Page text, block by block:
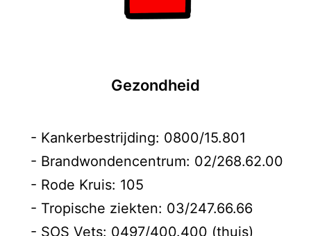
Gezondheid
- Kankerbestrijding: 0800/15.801
- Brandwondencentrum: 02/268.62.00
- Rode Kruis: 105
- Tropische ziekten: 03/247.66.66
- SOS Vets: 0497/400.400 (thuis)